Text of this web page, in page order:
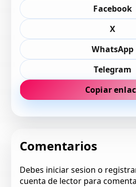
Facebook
X
WhatsApp
Telegram
Copiar
Comentarios
Debes iniciar sesion o
cuenta de lector para